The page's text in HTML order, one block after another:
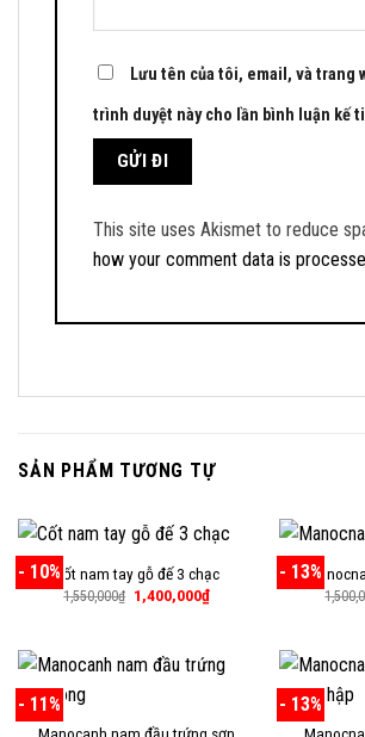
Lưu tên của tôi, email, và trang
trình duyệt này cho lần bình luận kế
This site uses Akismet to reduce
how your comment data is
SẢN PHẨM TƯƠNG TỰ
- 10%Cốt nam tay gỗ đế 3 chạc
1,550,000₫ Giá
gốc
1,400,000₫Giá
hiện
1,400,000₫.
- 13%
- 11% - 13%